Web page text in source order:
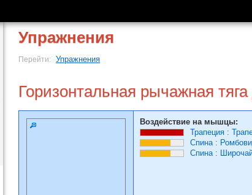
Упражнения
Перейти: Упражнения
Горизонтальная рычажная
Воздействие на мышцы:
Трапеция :
Спина:
Спина: